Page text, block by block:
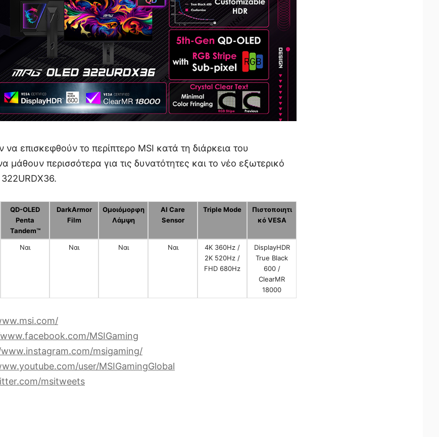
να επισκεφθούν το περίπτερο MSI κατά τη διάρκεια του
μάθουν περισσότερα για τις δυνατότητες και το νέο εξωτερικό
322URDX36.
QD-OLED
Penta
Tandem™
DarkArmor
Film
Ομοιόμορφη
Λάμψη
AI Care
Sensor
Triple Mode
Πιστοποιητι
κό VESA
Ναι Ναι Ναι Ναι
4K 360Hz /
2K 520Hz /
FHD 680Hz
DisplayHDR
True Black
600 /
ClearMR
18000
MSIGaming
msigaming/
user/MSIGamingGlobal
msitweets